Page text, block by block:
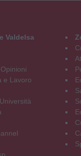
Valdelsa
e Lavoro